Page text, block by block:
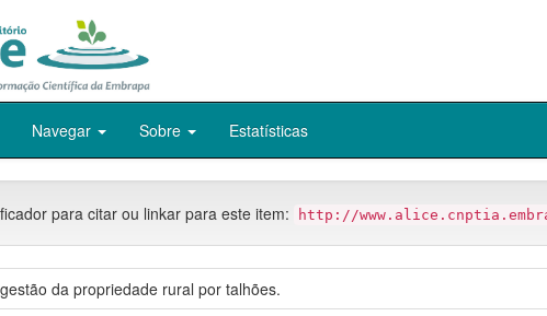
Navegar Sobre Estatísticas
para citar ou linkar para este item: http://
da propriedade rural por talhões.